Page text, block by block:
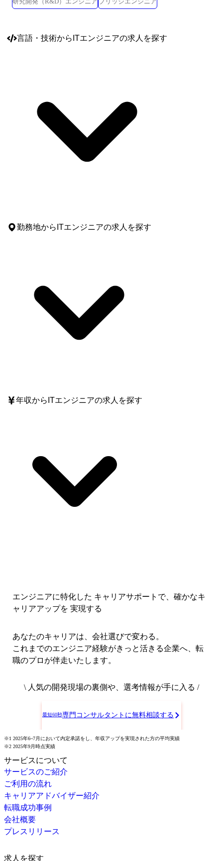
言語・技術からITエンジニアの求人を探す
勤務地からITエンジニアの求人を探す
年収からITエンジニアの求人を探す
エンジニアに特化した キャリアサポートで、 確かなキ
ャリアアップを 実現する
あなたのキャリアは、会社選びで変わる。
これまでのエンジニア経験がきっと活きる企業へ、転
職のプロが伴走いたします。
\ 人気の開発現場の裏側や、選考情報が手に入る /
最短60秒専門コンサルタントに無料相談する
※1 2025年6~7月において内定承諾をし、年収アップを実現された方の平均実績
※2 2025年9月時点実績
サービスについて
サービスのご紹介
ご利用の流れ
キャリアアドバイザー紹介
転職成功事例
会社概要
プレスリリース
求人を探す